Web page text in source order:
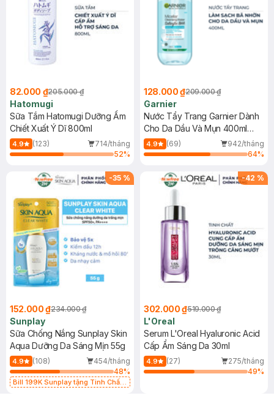
82.000 ₫205.000 ₫
Hatomugi
Sữa Tắm Hatomugi Dưỡng Ẩm
Chiết Xuất Ý Dĩ 800ml
4.9 (123)
714/tháng
52%
128.000 ₫209.000 ₫
Garnier
Nước Tẩy Trang Garnier Dành
Cho Da Dầu Và Mụn 400ml
(Mới)
4.9 (69)
942/tháng
64%
-35 %
152.000 ₫234.000 ₫
Sunplay
Sữa Chống Nắng Sunplay Skin
Aqua Dưỡng Da Sáng Mịn 55g
4.9 (108)
454/tháng
48%
Bill 199K Sunplay tặng Tinh Chất
-42 %
302.000 ₫519.000 ₫
L'Oreal
Serum L'Oreal Hyaluronic Acid
Cấp Ẩm Sáng Da 30ml
4.9 (27)
275/tháng
49%